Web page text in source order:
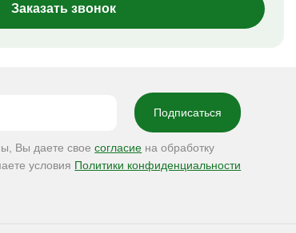
Заказать звонок
Вы даете своесогласие на обработку
условия Политики конфиденциальности